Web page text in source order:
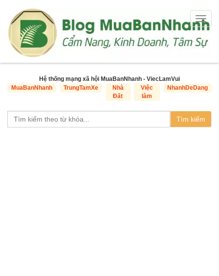
Hệ thống mạng xã hội MuaBanNhanh - ViecLamVui
MuaBanNhanh
TrungTamXe
Nhà
Đất
Việc
làm
NhanhDeDang
Tìm kiếm